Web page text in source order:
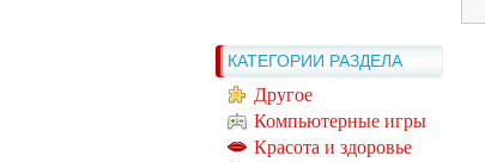
КАТЕГОРИИ РАЗДЕЛА
Другое
Компьютерные игры
Красота и здоровье